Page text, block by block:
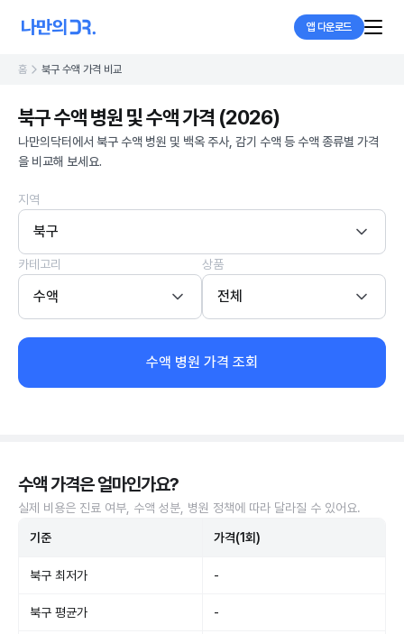
앱 다운로드
홈 북구 수액 가격 비교
북구 수액 병원 및 수액 가격 (2026)
나만의닥터에서 북구 수액 병원 및 백옥 주사, 감기 수액 등 수액 종류별 가격
을 비교해 보세요.
지역
북구
카테고리
수액
상품
전체
수액 병원 가격 조회
수액 가격은 얼마인가요?
실제 비용은 진료 여부, 수액 성분, 병원 정책에 따라 달라질 수 있어요.
기준 가격(1회)
북구 최저가 -
북구 평균가 -